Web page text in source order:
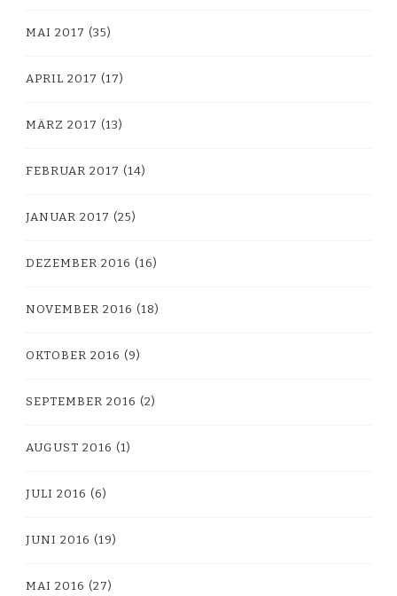
MAI 2017 (35)
APRIL 2017 (17)
MÄRZ 2017 (13)
FEBRUAR 2017 (14)
JANUAR 2017 (25)
DEZEMBER 2016 (16)
NOVEMBER 2016 (18)
OKTOBER 2016 (9)
SEPTEMBER 2016 (2)
AUGUST 2016 (1)
JULI 2016 (6)
JUNI 2016 (19)
MAI 2016 (27)